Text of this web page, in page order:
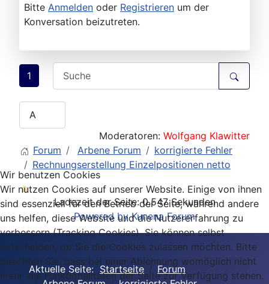
Bitte Anmelden oder Registrieren um der
Konversation beizutreten.
1
Moderatoren: Wolfgang Klawitter
Forum
Arbene Forum
korrigierte Fehler
Rechnungserstellung Einzelpositionen netto
Ladezeit der Seite: 0.547 Sekunden
Powered by Kunena Forum
Aktuelle Seite:Startseite
Forum
Wir benutzen Cookies
Wir nutzen Cookies auf unserer Website. Einige von ihnen
sind essenziell für den Betrieb der Seite, während andere
uns helfen, diese Website und die Nutzererfahrung zu
verbessern (Tracking Cookies). Sie können selbst
entscheiden, ob Sie die Cookies zulassen möchten. Bitte
beachten Sie, dass bei einer Ablehnung womöglich nicht
mehr alle Funktionalitäten der Seite zur Verfügung stehen.